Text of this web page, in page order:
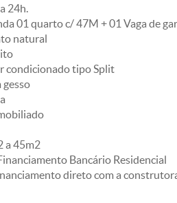
24h.
01 quarto c/ 47M + 01 Vaga de
natural
condicionado tipo Split
gesso
a 45m2
Bancário Residencial
direto com a